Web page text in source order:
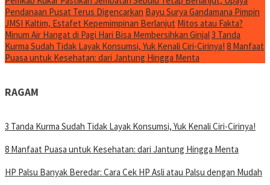
Pendanaan Pusat Terus Digencarkan Bayu Surya Gandamana Pimpin
JMSI Kaltim, Estafet Kepemimpinan Berlanjut Mitos atau Fakta?
Minum Air Hangat di Pagi Hari Bisa Membersihkan Ginjal3 Tanda
Kurma Sudah Tidak Layak Konsumsi, Yuk Kenali Ciri-Cirinya! 8 Manfaat
Puasa untuk Kesehatan: dari Jantung Hingga Menta
RAGAM
3 Tanda Kurma Sudah Tidak Layak Konsumsi, Yuk Kenali Ciri-Cirinya!
8 Manfaat Puasa untuk Kesehatan: dari Jantung Hingga Menta
HP Palsu Banyak Beredar: Cara Cek HP Asli atau Palsu dengan Mudah